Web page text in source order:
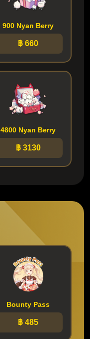
900 Nyan Berry
฿ 660
4800 Nyan Berry
฿ 3130
Bounty Pass
฿ 485